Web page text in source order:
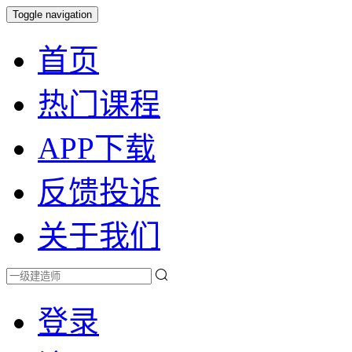
Toggle navigation
首页
热门课程
APP下载
反馈投诉
关于我们
登录